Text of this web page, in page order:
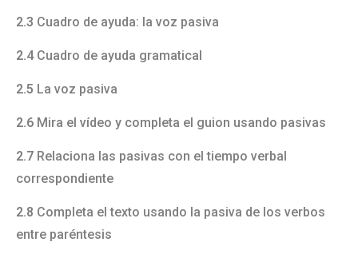
2.3 Cuadro de ayuda: la voz pasiva
2.4Cuadro de ayuda gramatical
2.5 La voz pasiva
2.6 Mira el vídeo y completa el guion usando pasivas
2.7 Relaciona las pasivas con el tiempo verbal
correspondiente
2.8 Completa el texto usando la pasiva de los verbos
entre paréntesis